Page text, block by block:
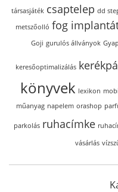
társasjáték csaptelep dd
metszőolló fog
Goji gurulós állványok
keresőoptimalizálás
könyvek lexikon
műanyag napelem orashop
parkolás ruhacímke
vásárlás